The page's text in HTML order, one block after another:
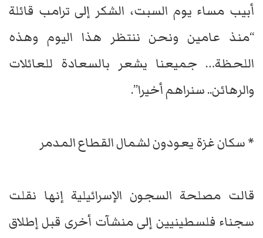
أبيب مساء يوم السبت، الشكر إلى ترامب قائلة
“منذ عامين ونحن ننتظر هذا اليوم وهذه
اللحظة… جميعنا يشعر بالسعادة للعائلات
والرهائن.. سنراهم أخيرا”.
* سكان غزة يعودون لشمال القطاع المدمر
قالت مصلحة السجون الإسرائيلية إنها نقلت
سجناء فلسطينيين إلى منشآت أخرى قبل إطلاق